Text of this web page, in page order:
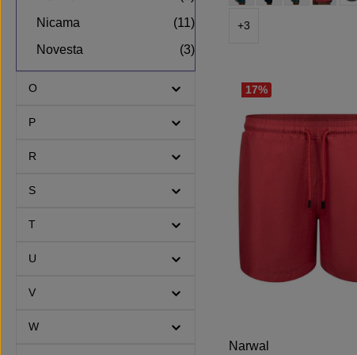
(11)
Nicama
(3)
Novesta
O
P
R
S
T
U
V
W
+3
17%
Narwal